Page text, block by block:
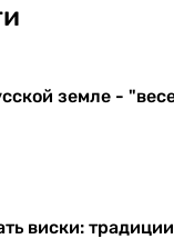
земле -
виски: